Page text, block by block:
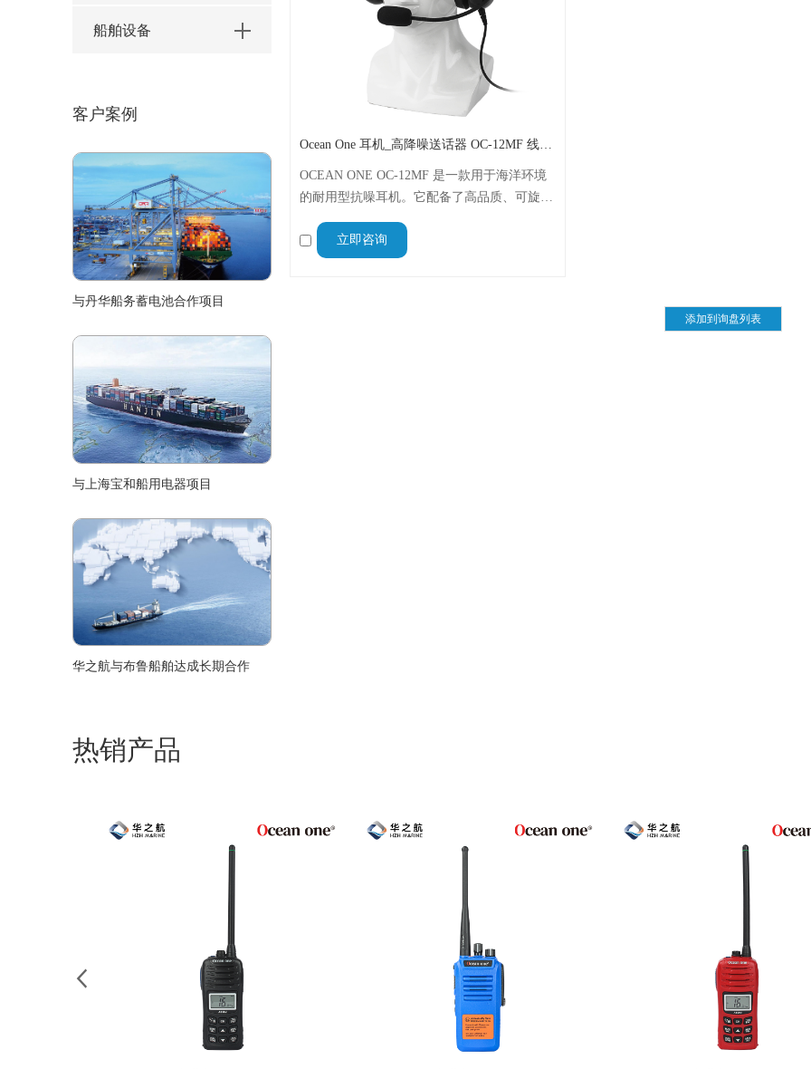
Ocean One 耳机_高降噪送话器 OC-12MF 线径6.5MM 线长16米
OCEAN ONE OC-12MF 是一款用于海洋环境
的耐用型抗噪耳机。它配备了高品质、可旋转
270°的麦克风和轻便耳罩，信噪比（SNR）超
过28dB。这款耳机包含一根16米长的线缆，并
采用军用级结构，确保可靠性。
立即咨询
船舶设备
客户案例
与丹华船务蓄电池合作项目
与上海宝和船用电器项目
华之航与布鲁船舶达成长期合作
热销产品